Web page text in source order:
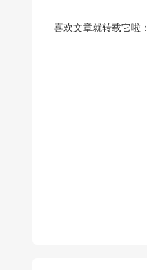
喜欢文章就转载它啦：